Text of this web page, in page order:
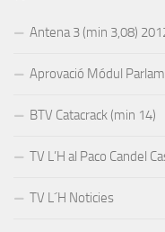
Antena 3 (min 3,08)
Aprovació Módul
BTV Catacrack (min 14)
TV L’H al Paco Candel
TV L´H Noticies